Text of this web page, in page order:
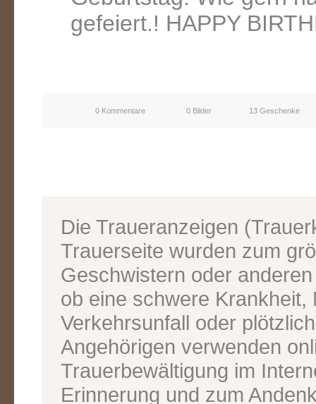
gefeiert.! HAPPY
0 Kommentare 0 Bilder 13 Geschenke
Die Traueranzeigen
Trauerseite wurden zum
Geschwistern oder
ob eine schwere Krankheit,
Verkehrsunfall oder
Angehörigen verwenden
Trauerbewältigung im
Erinnerung und zum